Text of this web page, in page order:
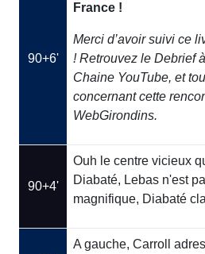
90+6'
France !
Merci d’avoir suivi ce
! Retrouvez le Debrief
Chaine YouTube, et
concernant cette
WebGirondins.
90+4'
Ouh le centre vicieux
Diabaté, Lebas n'est
magnifique, Diabaté
A gauche, Carroll